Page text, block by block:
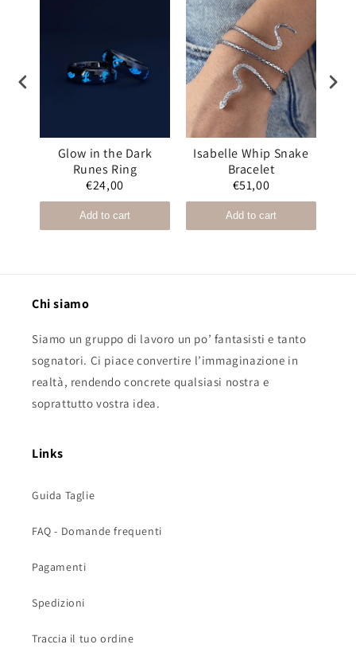
Glow in the Dark
Runes Ring
€24,00
Add to cart
Isabelle Whip Snake
Bracelet
€51,00
Add to cart
Chi siamo
Siamo un gruppo di lavoro un po’ fantasisti e tanto
sognatori. Ci piace convertire l’immaginazione in
realtà, rendendo concrete qualsiasi nostra e
soprattutto vostra idea.
Links
Guida Taglie
FAQ - Domande frequenti
Pagamenti
Spedizioni
Traccia il tuo ordine